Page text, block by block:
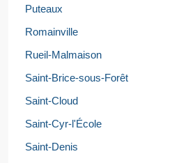
Puteaux
Romainville
Rueil-Malmaison
Saint-Brice-sous-Forêt
Saint-Cloud
Saint-Cyr-l'École
Saint-Denis